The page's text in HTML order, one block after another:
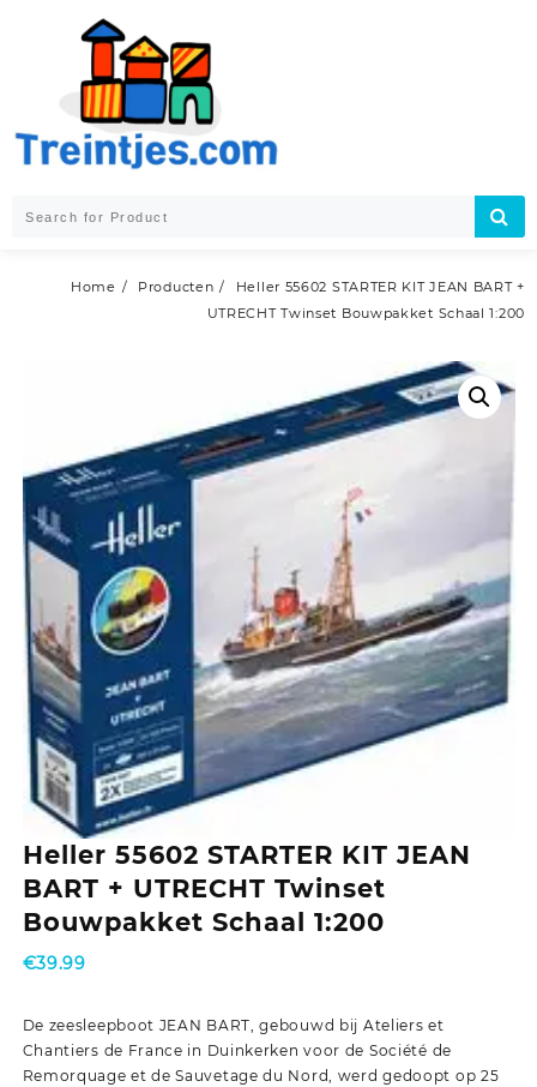
Home Producten
Heller 55602 STARTER KIT JEAN BART +
UTRECHT Twinset Bouwpakket Schaal 1:200
Heller 55602 STARTER KIT JEAN
BART + UTRECHT Twinset
Bouwpakket Schaal 1:200
€39.99
De zeesleepboot JEAN BART, gebouwd bij Ateliers et
Chantiers de France in Duinkerken voor de Société de
Remorquage et de Sauvetage du Nord, werd gedoopt op 25